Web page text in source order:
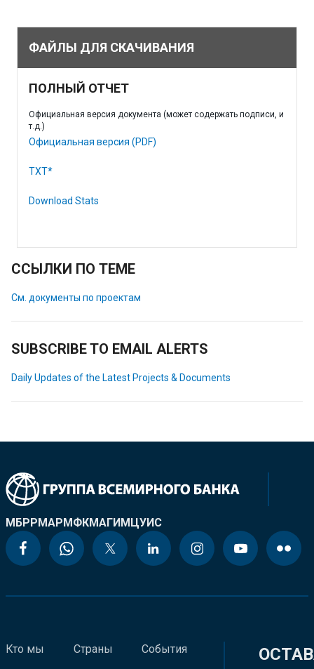
ФАЙЛЫ ДЛЯ СКАЧИВАНИЯ
ПОЛНЫЙ ОТЧЕТ
Официальная версия документа (может содержать подписи, и
т.д.)
Официальная версия (PDF)
TXT*
Download Stats
ССЫЛКИ ПО ТЕМЕ
См. документы по проектам
SUBSCRIBE TO EMAIL ALERTS
Daily Updates of the Latest Projects & Documents
МБРРМАРМФКМАГИМЦУИС
Кто мы Страны События